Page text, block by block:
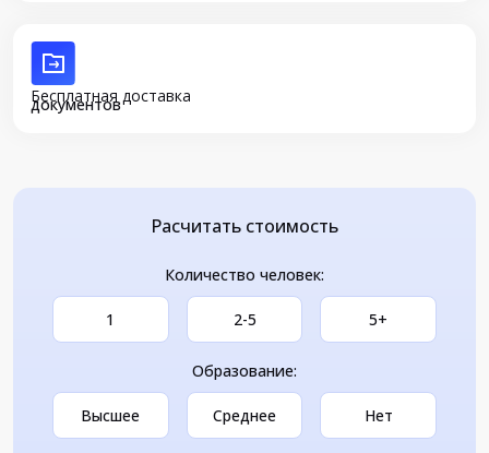
Бесплатная доставка
документов
Расчитать стоимость
Количество человек:
1 2-5 5+
Образование:
Высшее Среднее Нет